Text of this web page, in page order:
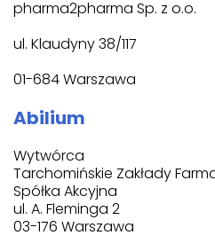
pharma2pharma Sp. z o.o.
ul. Klaudyny 38/117
01-684 Warszawa
Abilium
Wytwórca
Tarchomińskie Zakłady
Spółka Akcyjna
ul. A. Fleminga 2
03-176 Warszawa